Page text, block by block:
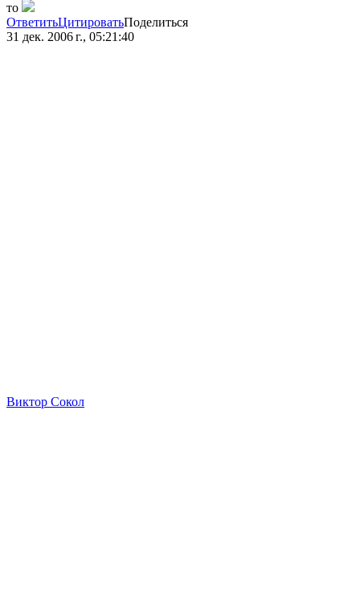
то
ОтветитьЦитироватьПоделиться
31 дек. 2006 г., 05:21:40
Виктор Сокол